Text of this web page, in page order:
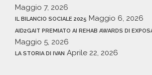
Maggio 7, 2026
IL BILANCIO SOCIALE 2025 Maggio 6, 2026
AID2GAIT PREMIATO AI REHAB AWARDS DI
Maggio 5, 2026
LA STORIA DI IVAN Aprile 22, 2026